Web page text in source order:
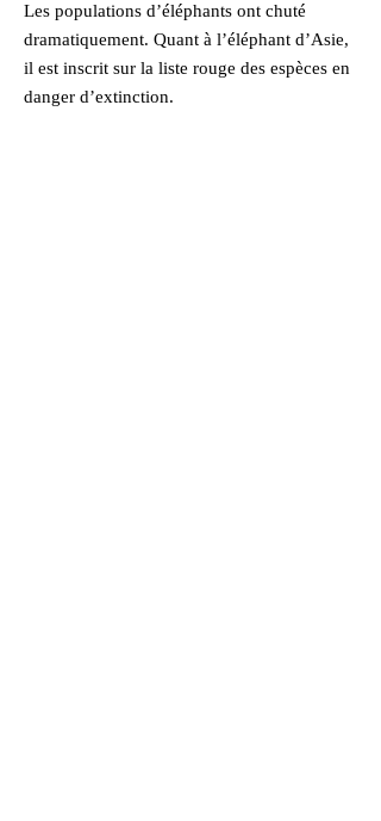
Les populations d’éléphants ont chuté
dramatiquement. Quant à l’éléphant d’Asie,
il est inscrit sur la liste rouge des espèces en
danger d’extinction.